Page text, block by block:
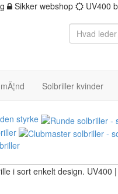
Sikker webshop UV400
Solbriller kvinder
styrke